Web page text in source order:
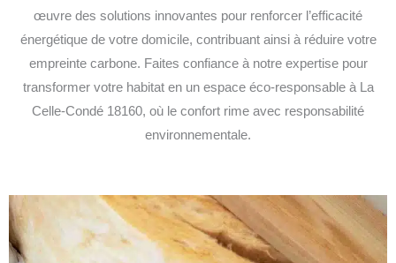
œuvre des solutions innovantes pour renforcer l’efficacité
énergétique de votre domicile, contribuant ainsi à réduire votre
empreinte carbone. Faites confiance à notre expertise pour
transformer votre habitat en un espace éco-responsable à La
Celle-Condé 18160, où le confort rime avec responsabilité
environnementale.